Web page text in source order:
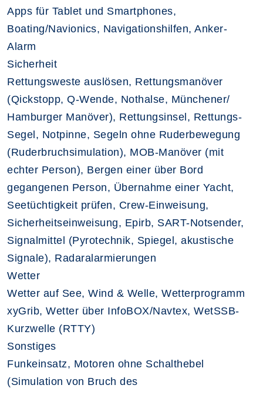
Apps für Tablet und Smartphones,
Boating/Navionics, Navigationshilfen, Anker-
Alarm
Sicherheit
Rettungsweste auslösen, Rettungsmanöver
(Qickstopp, Q-Wende, Nothalse, Münchener/
Hamburger Manöver), Rettungsinsel, Rettungs-
Segel, Notpinne, Segeln ohne Ruderbewegung
(Ruderbruchsimulation), MOB-Manöver (mit
echter Person), Bergen einer über Bord
gegangenen Person, Übernahme einer Yacht,
Seetüchtigkeit prüfen, Crew-Einweisung,
Sicherheitseinweisung, Epirb, SART-Notsender,
Signalmittel (Pyrotechnik, Spiegel, akustische
Signale), Radaralarmierungen
Wetter
Wetter auf See, Wind & Welle, Wetterprogramm
xyGrib, Wetter über InfoBOX/Navtex, WetSSB-
Kurzwelle (RTTY)
Sonstiges
Funkeinsatz, Motoren ohne Schalthebel
(Simulation von Bruch des